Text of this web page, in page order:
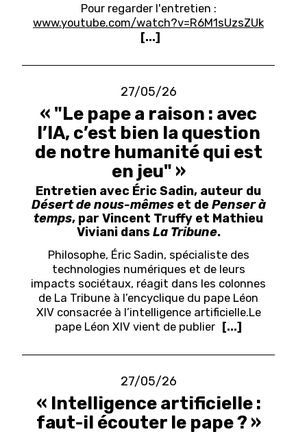
Pour regarder l'entretien :
www.youtube.com/watch?v=R6M1sUzsZUk
[...]
27/05/26
« "Le pape a raison : avec
l’IA, c’est bien la question
de notre humanité qui est
en jeu" »
Entretien avec Éric Sadin, auteur du
Désert de nous-mêmes et dePenser à
temps, par Vincent Truffy et Mathieu
Viviani dans La Tribune.
Philosophe, Éric Sadin, spécialiste des
technologies numériques et de leurs
impacts sociétaux, réagit dans les colonnes
de La Tribune à l’encyclique du pape Léon
XIV consacrée à l’intelligence artificielle.Le
pape Léon XIV vient de publier [...]
27/05/26
« Intelligence artificielle :
faut-il écouter le pape ? »